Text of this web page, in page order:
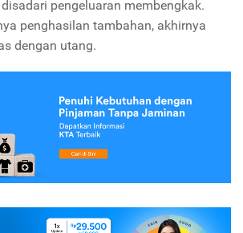
pengeluaran membengkak.
penghasilan tambahan, akhirnya
dengan utang.